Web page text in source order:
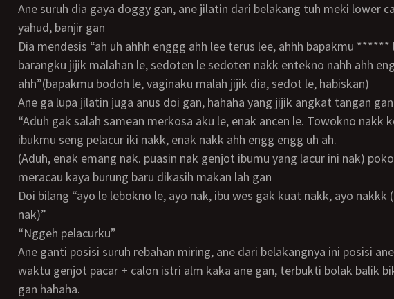
ane suruh dia gaya doggy gan, ane jilatin dari belakang tuh meki lower cap enak bin
yahud, banjir gan
dia mendesis “ah uh ahhh enggg ahh lee terus lee, ahhh bapakmu ****** le, nang
barangku jijik malahan le, sedoten le sedoten nakk entekno nahh ahh
ahh”(bapakmu bodoh le, vaginaku malah jijik dia, sedot le, habiskan)
ane ga lupa jilatin juga anus doi gan, hahaha yang jijik angkat tangan gan
“Aduh gak salah samean merkosa aku le, enak ancen le. Towokno nakk kentuen
ibukmu seng pelacur iki nakk, enak nakk ahh engg engg uh ah.
(aduh, enak emang nak. puasin nak genjot ibumu yang lacur ini nak) pokonya dia
meracau kaya burung baru dikasih makan lah gan
doi bilang “ayo le lebokno le, ayo nak, ibu wes gak kuat nakk, ayo nakkk (masukan
nak)”
“nggeh pelacurku”
ane ganti posisi suruh rebahan miring, ane dari belakangnya ini posisi ane paling fav
waktu genjot pacar + calon istri alm kaka ane gan, terbukti bolak balik
gan hahaha.